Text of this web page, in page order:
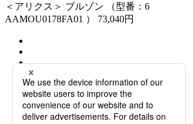
＜アリクス＞ ブルゾン （型番：6
AAMOU0178FA01 ） 73,040円